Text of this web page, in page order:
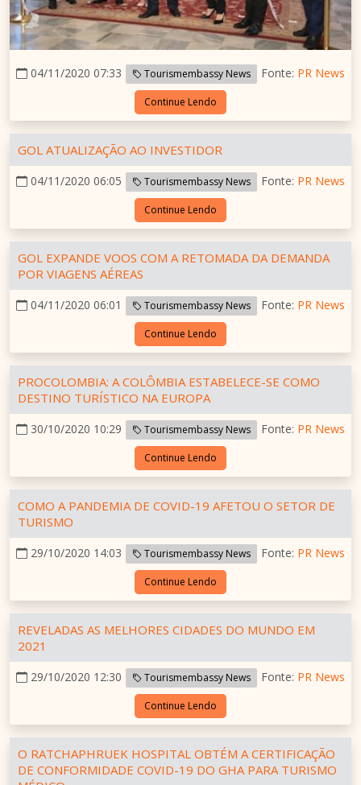
04/11/2020 07:33 Tourismembassy News Fonte: PR News
Continue Lendo
GOL ATUALIZAÇÃO AO INVESTIDOR
04/11/2020 06:05 Tourismembassy News Fonte: PR News
Continue Lendo
GOL EXPANDE VOOS COM A RETOMADA DA DEMANDA
POR VIAGENS AÉREAS
04/11/2020 06:01 Tourismembassy News Fonte: PR News
Continue Lendo
PROCOLOMBIA: A COLÔMBIA ESTABELECE-SE COMO
DESTINO TURÍSTICO NA EUROPA
30/10/2020 10:29 Tourismembassy News Fonte: PR News
Continue Lendo
COMO A PANDEMIA DE COVID-19 AFETOU O SETOR DE
TURISMO
29/10/2020 14:03 Tourismembassy News Fonte: PR News
Continue Lendo
REVELADAS AS MELHORES CIDADES DO MUNDO EM
2021
29/10/2020 12:30 Tourismembassy News Fonte: PR News
Continue Lendo
O RATCHAPHRUEK HOSPITAL OBTÉM A CERTIFICAÇÃO
DE CONFORMIDADE COVID-19 DO GHA PARA TURISMO